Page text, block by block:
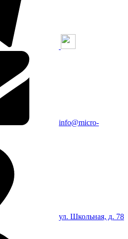
info@micro-
ул. Школьная, д. 78